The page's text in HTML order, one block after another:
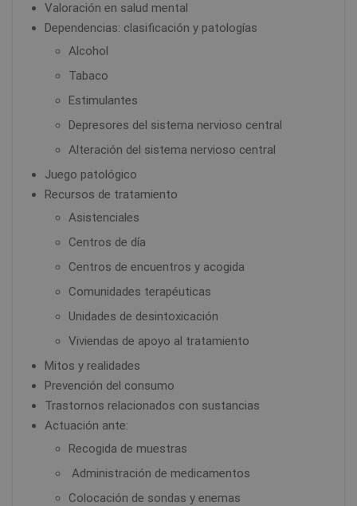
Valoración en salud mental
Dependencias: clasificación y patologías
Alcohol
Tabaco
Estimulantes
Depresores del sistema nervioso central
Alteración del sistema nervioso central
Juego patológico
Recursos de tratamiento
Asistenciales
Centros de día
Centros de encuentros y acogida
Comunidades terapéuticas
Unidades de desintoxicación
Viviendas de apoyo al tratamiento
Mitos y realidades
Prevención del consumo
Trastornos relacionados con sustancias
Actuación ante:
Recogida de muestras
Administración de medicamentos
Colocación de sondas y enemas